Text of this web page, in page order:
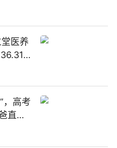
，高考
直呼